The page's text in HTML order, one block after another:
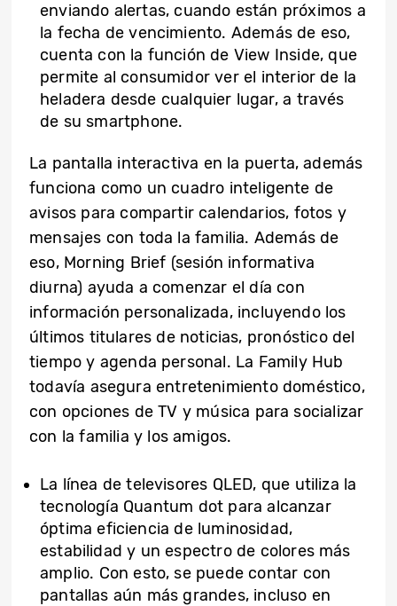
enviando alertas, cuando están próximos a
la fecha de vencimiento. Además de eso,
cuenta con la función de View Inside, que
permite al consumidor ver el interior de la
heladera desde cualquier lugar, a través
de su smartphone.
La pantalla interactiva en la puerta, además
funciona como un cuadro inteligente de
avisos para compartir calendarios, fotos y
mensajes con toda la familia. Además de
eso, Morning Brief (sesión informativa
diurna) ayuda a comenzar el día con
información personalizada, incluyendo los
últimos titulares de noticias, pronóstico del
tiempo y agenda personal. La Family Hub
todavía asegura entretenimiento doméstico,
con opciones de TV y música para socializar
con la familia y los amigos.
La línea de televisores QLED, que utiliza la
tecnología Quantum dot para alcanzar
óptima eficiencia de luminosidad,
estabilidad y un espectro de colores más
amplio. Con esto, se puede contar con
pantallas aún más grandes, incluso en